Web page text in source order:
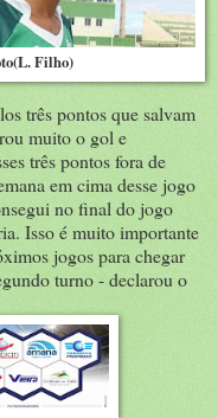
Filho)
três pontos que salvam
muito o gol e
três pontos fora de
em cima desse jogo
no final do jogo
Isso é muito importante
jogos para chegar
turno - declarou o